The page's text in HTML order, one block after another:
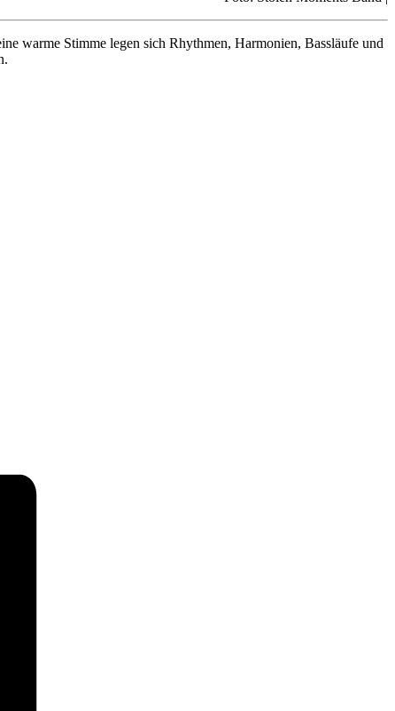
warme Stimme legen sich Rhythmen, Harmonien, Bassläufe und